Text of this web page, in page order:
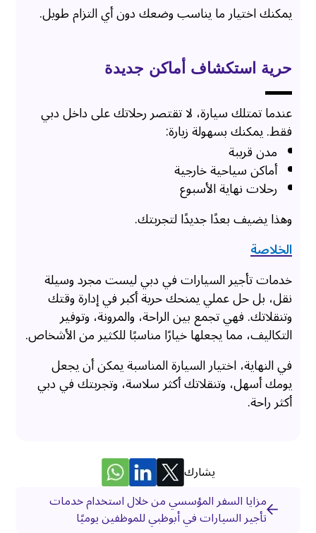
يمكنك اختيار ما يناسب وضعك دون أي التزام طويل.
حرية استكشاف أماكن جديدة
عندما تمتلك سيارة، لا تقتصر رحلاتك على داخل دبي
فقط. يمكنك بسهولة زيارة:
مدن قريبة
أماكن سياحية خارجية
رحلات نهاية الأسبوع
وهذا يضيف بعدًا جديدًا لتجربتك.
الخلاصة
خدمات تأجير السيارات في دبي ليست مجرد وسيلة
نقل، بل حل عملي يمنحك حرية أكبر في إدارة وقتك
وتنقلاتك. فهي تجمع بين الراحة، والمرونة، وتوفير
التكاليف، مما يجعلها خيارًا مناسبًا للكثير من الأشخاص.
في النهاية، اختيار السيارة المناسبة يمكن أن يجعل
يومك أسهل، وتنقلاتك أكثر سلاسة، وتجربتك في دبي
أكثر راحة.
يشارك
مزايا السفر المؤسسي من خلال استخدام خدمات
تأجير السيارات في أبوظبي للموظفين يوميًا